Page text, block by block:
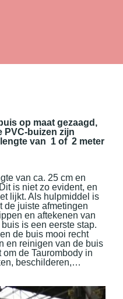
op maat gezaagd,
PVC-buizen zijn
van 1 of 2 meter
van ca. 25 cm en
is niet zo evident, en
lijkt. Als hulpmiddel is
de juiste afmetingen
en aftekenen van
is een eerste stap.
de buis mooi recht
en reinigen van de buis
de Taurombody in
beschilderen,…